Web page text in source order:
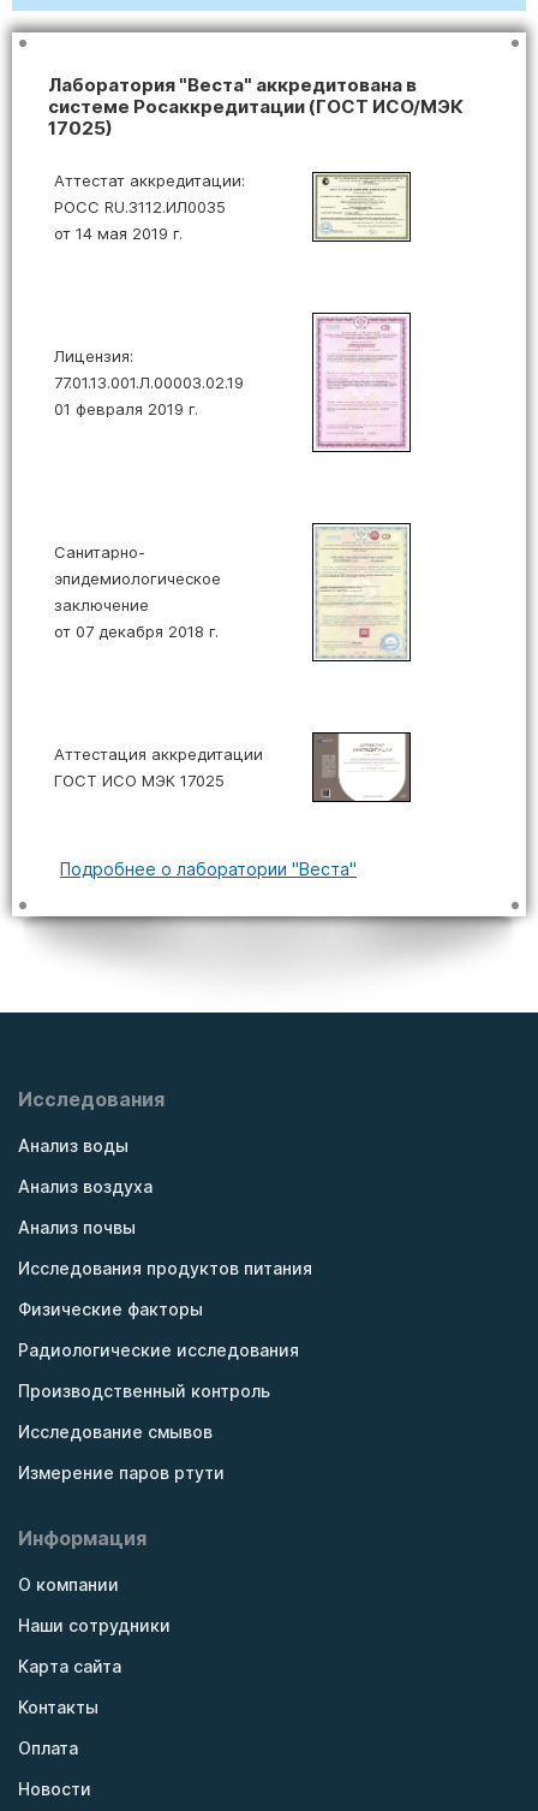
Лаборатория "Веста" аккредитована в
системе Росаккредитации (ГОСТ ИСО/МЭК
17025)
Аттестат аккредитации:
РОСС RU.3112.ИЛ0035
от 14 мая 2019 г.
Лицензия:
77.01.13.001.Л.00003.02.19
01 февраля 2019 г.
Санитарно-
эпидемиологическое
заключение
от 07 декабря 2018 г.
Аттестация аккредитации
ГОСТ ИСО МЭК 17025
Подробнее о лаборатории "Веста"
Исследования
Анализ воды
Анализ воздуха
Анализ почвы
Исследования продуктов питания
Физические факторы
Радиологические исследования
Производственный контроль
Исследование смывов
Измерение паров ртути
Информация
О компании
Наши сотрудники
Карта сайта
Контакты
Оплата
Новости